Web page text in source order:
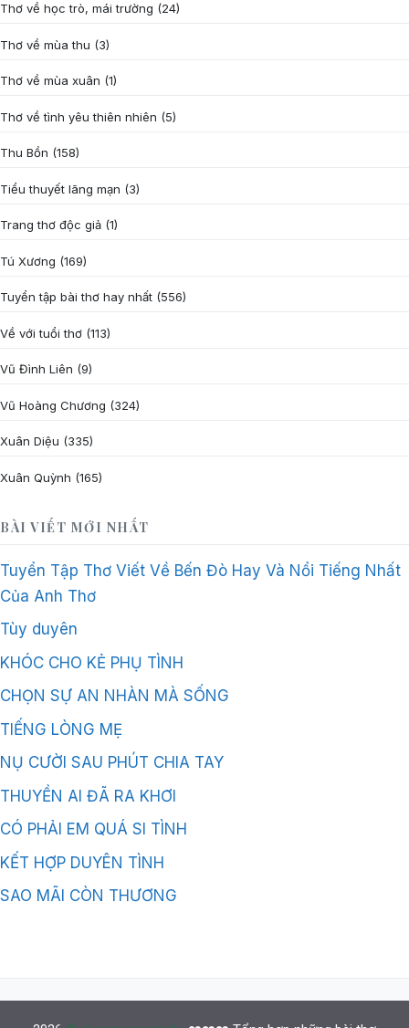
Thơ về học trò, mái trường (24)
Thơ về mùa thu (3)
Thơ về mùa xuân (1)
Thơ về tình yêu thiên nhiên (5)
Thu Bồn (158)
Tiểu thuyết lãng mạn (3)
Trang thơ độc giả (1)
Tú Xương (169)
Tuyển tập bài thơ hay nhất (556)
Về với tuổi thơ (113)
Vũ Đình Liên (9)
Vũ Hoàng Chương (324)
Xuân Diệu (335)
Xuân Quỳnh (165)
BÀI VIẾT MỚI NHẤT
Tuyển Tập Thơ Viết Về Bến Đò Hay Và Nổi Tiếng Nhất
Của Anh Thơ
Tùy duyên
KHÓC CHO KẺ PHỤ TÌNH
CHỌN SỰ AN NHÀN MÀ SỐNG
TIẾNG LÒNG MẸ
NỤ CƯỜI SAU PHÚT CHIA TAY
THUYỀN AI ĐÃ RA KHƠI
CÓ PHẢI EM QUÁ SI TÌNH
KẾT HỢP DUYÊN TÌNH
SAO MÃI CÒN THƯƠNG